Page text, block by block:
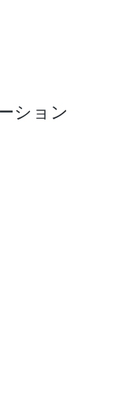
ション